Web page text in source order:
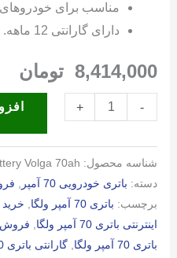
مناسب برای
دارای گارانتی 12 ماهه.
8,414,000 تومان
-
آمپر
+
شناسه محصول: Volga 70ah
دسته: باتری خودرویی 70 آمپر ,
برچسب: باتری 70 آمپر ولگا , خرید
اینترنتی باتری 70 آمپر ولگا
, فروش باتری
باتری 70 آمپر ولگا
, گارانتی باتری 70 آمپر ولگا